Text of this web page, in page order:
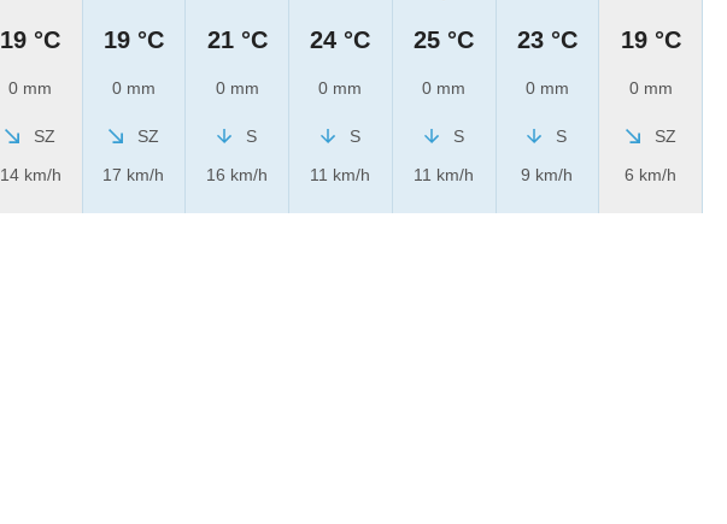
19 °C
0 mm
SZ
14 km/h
19 °C
0 mm
SZ
17 km/h
21 °C
0 mm
S
16 km/h
24 °C
0 mm
S
11 km/h
25 °C
0 mm
S
11 km/h
23 °C
0 mm
S
9 km/h
19 °C
0 mm
SZ
6 km/h